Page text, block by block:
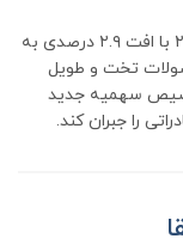
صادرات فولاد ترکیه در پنج ماه نخست سال ۲۰۲۶ با افت ۲.۹ درصدی به
تخت و طویل
سهمیه جدید
را جبران کند.